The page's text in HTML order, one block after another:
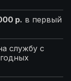
р. в первый
службу с